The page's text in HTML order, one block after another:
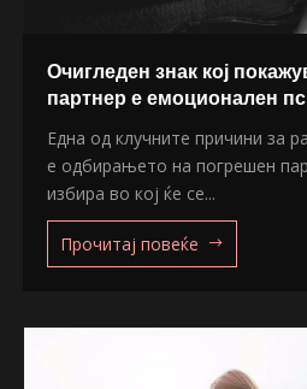
Очигледен знак кој
партнер е емоционален
Една од клучните причини за
е одбирањето на погрешен
избира во кој ќе се...
Прочитај повеќе